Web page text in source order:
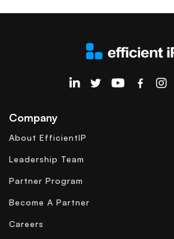
EfficientIP on Linkedin
Company
About EfficientIP
Leadership Team
Partner Program
Become A Partner
Careers